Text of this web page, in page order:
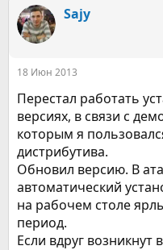
Sajy
18 Июн 2013
Перестал работать
версиях, в связи с
которым я
дистрибутива.
Обновил версию. В
автоматический
на рабочем столе
период.
Если вдруг